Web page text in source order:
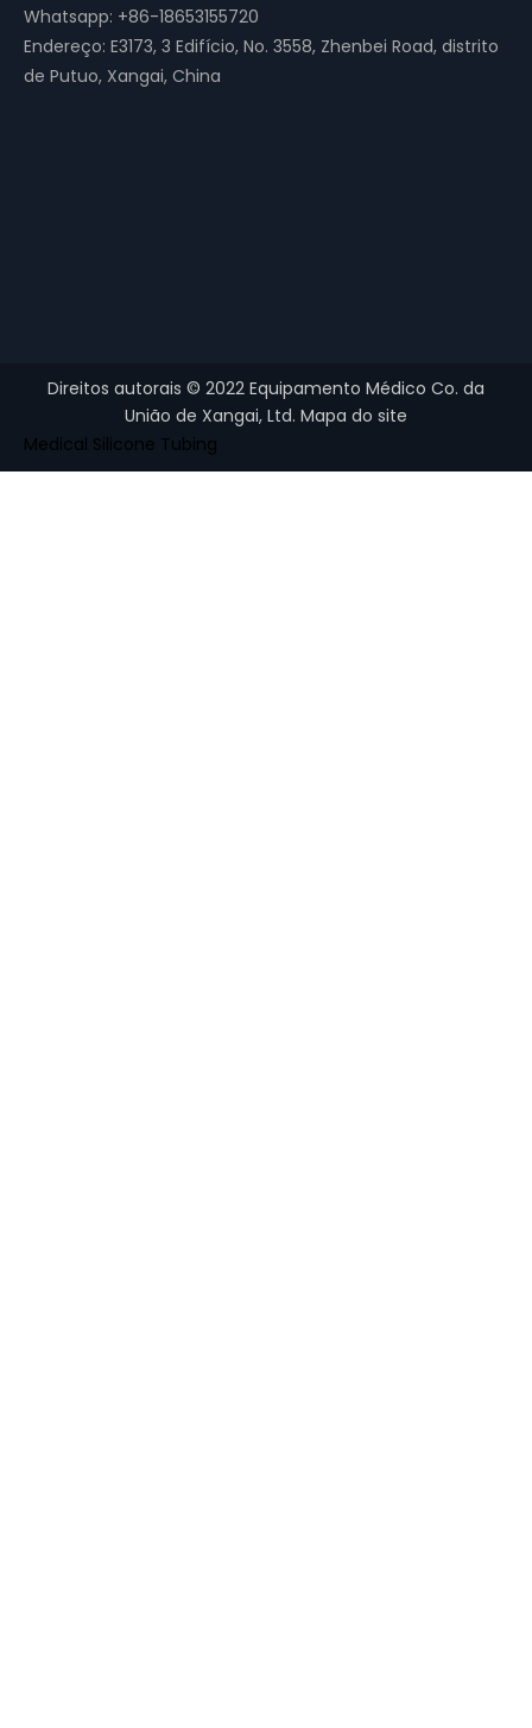
Whatsapp: +86-18653155720
Endereço: E3173, 3 Edifício, No. 3558, Zhenbei Road, distrito
de Putuo, Xangai, China
Direitos autorais © 2022 Equipamento Médico Co. da
União de Xangai, Ltd. Mapa do site
Medical Silicone Tubing